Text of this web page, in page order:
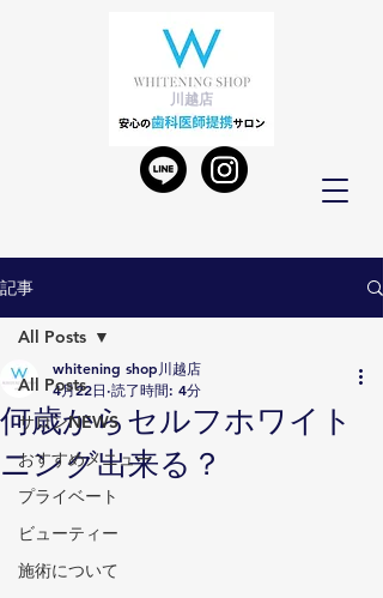
川越店
記事
All Posts
サロンNEWS
おすすめメニュー
プライベート
ビューティー
施術について
All Posts
何歳からセルフホワイト
ニング出来る？
whitening shop川越店
4月22日 読了時間: 4分